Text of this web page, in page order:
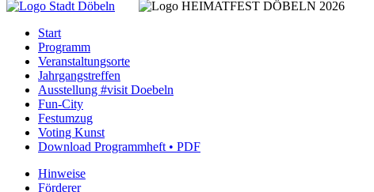
Start
Programm
Veranstaltungsorte
Jahrgangstreffen
Ausstellung #visit Doebeln
Fun-City
Festumzug
Voting Kunst
Download Programmheft • PDF
Hinweise
Förderer